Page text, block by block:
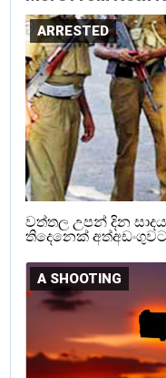
ARRESTED
වත්තල උපන් දින
තිදෙනෙක් අත්අඩංගුවට
A SHOOTING